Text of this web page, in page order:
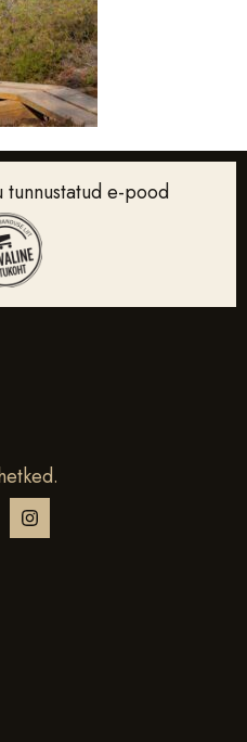
tunnustatud e-pood